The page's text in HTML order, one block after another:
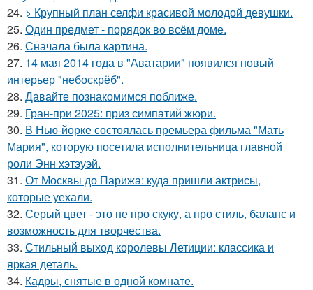
24. > Крупный план селфи красивой молодой девушки.
25. Один предмет - порядок во всём доме.
26. Сначала была картина.
27. 14 мая 2014 года в "Аватарии" появился новый
интерьер "небоскрёб".
28. Давайте познакомимся поближе.
29. Гран-при 2025: приз симпатий жюри.
30. В Нью-йорке состоялась премьера фильма "Мать
Мария", которую посетила исполнительница главной
роли Энн хэтэуэй.
31. От Москвы до Парижа: куда пришли актрисы,
которые уехали.
32. Серый цвет - это не про скуку, а про стиль, баланс и
возможность для творчества.
33. Стильный выход королевы Летиции: классика и
яркая деталь.
34. Кадры, снятые в одной комнате.